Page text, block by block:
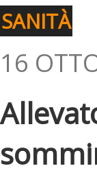
SANITÀ
16